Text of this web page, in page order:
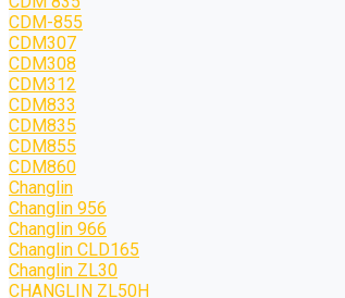
CDM-855
CDM307
CDM308
CDM312
CDM833
CDM835
CDM855
CDM860
Changlin
Changlin 956
Changlin 966
Changlin CLD165
Changlin ZL30
CHANGLIN ZL50H